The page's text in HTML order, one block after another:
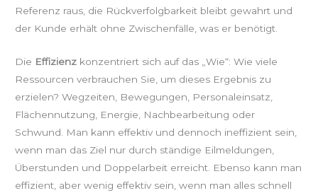
Referenz raus, die Rückverfolgbarkeit bleibt gewahrt und
der Kunde erhält ohne Zwischenfälle, was er benötigt.
Die Effizienz konzentriert sich auf das „Wie“: Wie viele
Ressourcen verbrauchen Sie, um dieses Ergebnis zu
erzielen? Wegzeiten, Bewegungen, Personaleinsatz,
Flächennutzung, Energie, Nachbearbeitung oder
Schwund. Man kann effektiv und dennoch ineffizient sein,
wenn man das Ziel nur durch ständige Eilmeldungen,
Überstunden und Doppelarbeit erreicht. Ebenso kann man
effizient, aber wenig effektiv sein, wenn man alles schnell